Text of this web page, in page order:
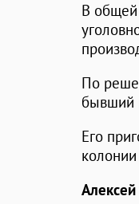
В общей
По
бывший
Его